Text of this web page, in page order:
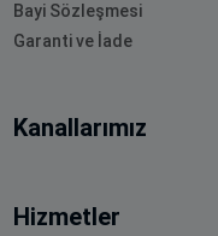
Bayi Sözleşmesi
Garanti ve İade
Kanallarımız
Hizmetler